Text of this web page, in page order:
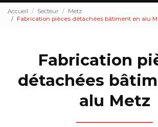
Accueil Secteur
Metz
Fabrication pièces détachées bâtiment en alu
Fabrication
détachées
alu Metz